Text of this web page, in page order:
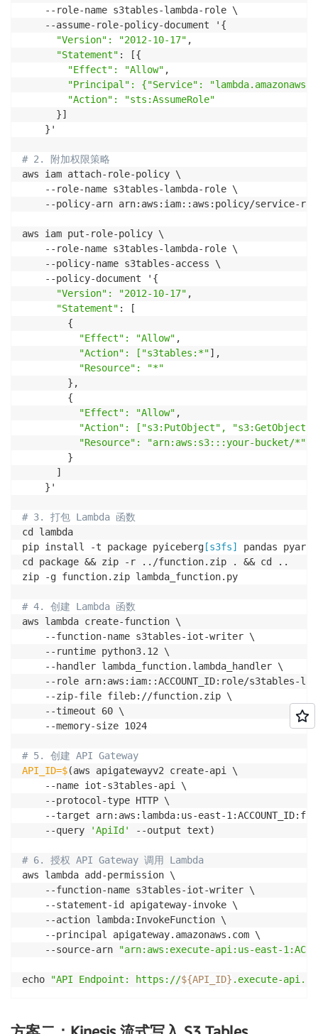
    --role-name s3tables-lambda-role \
    --assume-role-policy-document '{
"Version": "2012-10-17" ,
"Statement" : [{
"Effect": "Allow" ,
"Principal": {"Service":
"Action": "sts:AssumeRole"
      }]
    }'
# 2. 附加权限策略
aws iam attach-role-policy \
    --role-name s3tables-lambda-role \
--policy-arn arn:aws:iam::aws:policy/service-
aws iam put-role-policy \
    --role-name s3tables-lambda-role \
    --policy-name s3tables-access \
    --policy-document '{
"Version": "2012-10-17" ,
"Statement" : [
        {
"Effect": "Allow" ,
"Action": ["s3tables:*"],
"Resource": "*"
        },
        {
"Effect": "Allow" ,
"Action": ["s3:PutObject", "s3:GetObject"
"Resource": "arn:aws:s3:::your-bucket/*"
        }
      ]
    }'
# 3. 打包 Lambda 函数
cd lambda
pip install -t package pyiceberg [s3fs]
pandas
cd package && zip -r ../function.zip . && cd ..
zip -g function.zip lambda_function.py
# 4. 创建 Lambda 函数
aws lambda create-function \
    --function-name s3tables-iot-writer \
    --runtime python3.12 \
    --handler lambda_function.lambda_handler \
--role arn:aws:iam::ACCOUNT_ID:role/s3tables-
    --zip-file fileb://function.zip \
    --timeout 60 \
    --memory-size 1024
# 5. 创建 API Gateway
API_ID=$(aws apigatewayv2 create-api \
    --name iot-s3tables-api \
    --protocol-type HTTP \
--target arn:aws:lambda:us-east-
    --query
'ApiId' --output text)
# 6. 授权 API Gateway 调用 Lambda
aws lambda add-permission \
    --function-name s3tables-iot-writer \
    --statement-id apigateway-invoke \
    --action lambda:InvokeFunction \
    --principal apigateway.amazonaws.com \
    --source-arn
"arn:aws:execute-api:us-east-
echo "API Endpoint: https://${API_ID} .execute-